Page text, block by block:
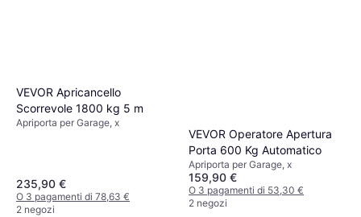
VEVOR Apricancello
Scorrevole 1800 kg 5 m
Apriporta per Garage, x
235,90 €
O 3 pagamenti di 78,63 €
2 negozi
VEVOR Operatore Apertura
Porta 600 Kg Automatico
Apriporta per Garage, x
159,90 €
O 3 pagamenti di 53,30 €
2 negozi